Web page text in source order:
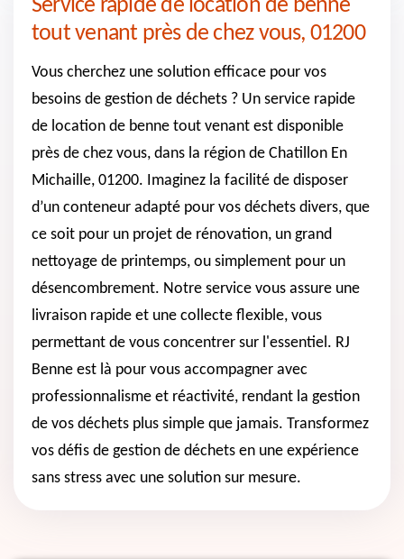
Service rapide de location de benne
tout venant près de chez vous, 01200
Vous cherchez une solution efficace pour vos
besoins de gestion de déchets ? Un service rapide
de location de benne tout venant est disponible
près de chez vous, dans la région de Chatillon En
Michaille, 01200. Imaginez la facilité de disposer
d’un conteneur adapté pour vos déchets divers, que
ce soit pour un projet de rénovation, un grand
nettoyage de printemps, ou simplement pour un
désencombrement. Notre service vous assure une
livraison rapide et une collecte flexible, vous
permettant de vous concentrer sur l'essentiel. RJ
Benne est là pour vous accompagner avec
professionnalisme et réactivité, rendant la gestion
de vos déchets plus simple que jamais. Transformez
vos défis de gestion de déchets en une expérience
sans stress avec une solution sur mesure.